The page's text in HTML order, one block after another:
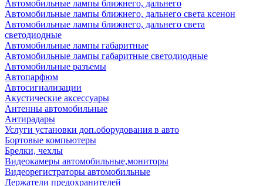
Автомобильные лампы ближнего, дальнего
Автомобильные лампы ближнего, дальнего света ксенон
Автомобильные лампы ближнего, дальнего света
светодиодные
Автомобильные лампы габаритные
Автомобильные лампы габаритные светодиодные
Автомобильные разъемы
Автопарфюм
Автосигнализации
Акустические аксессуары
Антенны автомобильные
Антирадары
Услуги установки доп.оборудования в авто
Бортовые компьютеры
Брелки, чехлы
Видеокамеры автомобильные,мониторы
Видеорегистраторы автомобильные
Держатели предохранителей